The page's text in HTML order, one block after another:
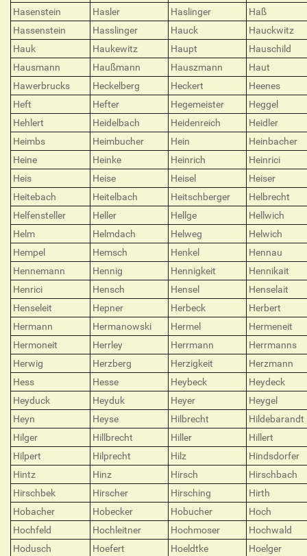
Hasenstein
Hasler Haslinger
Haß
Hassenstein
Hasslinger Hauck
Hauckwitz
Hauk
Haukewitz Haupt
Hauschild
Hausmann
Haußmann Hauszmann
Haut
Hawerbrucks
Heckelberg Heckert
Heenes
Heft
Hefter Hegemeister
Heggel
Hehlert
Heidelbach Heidenreich
Heidler
Heimbs
Heimbucher Hein
Heinbacher
Heine
Heinke Heinrich
Heinrici
Heis
Heise Heisel
Heiser
Heitebach
Heitelbach Heitschberger
Helbrecht
Helfensteller
Heller Hellge
Hellwich
Helm
Helmdach Helweg
Helwich
Hempel
Hemsch Henkel
Hennau
Hennemann
Hennig Hennigkeit
Hennikait
Henrici
Hensch Hensel
Henselait
Henseleit
Hepner Herbeck
Herbert
Hermann
Hermanowski Hermel
Hermeneit
Hermoneit
Herrley Herrmann
Herrmanns
Herwig
Herzberg Herzigkeit
Herzmann
Hess
Hesse Heybeck
Heydeck
Heyduck
Heyduk Heyer
Heygel
Heyn
Heyse Hilbrecht
Hildebarandt
Hilger
Hillbrecht Hiller
Hillert
Hilpert
Hilprecht Hilz
Hindsdorfer
Hintz
Hinz Hirsch
Hirschbach
Hirschbek
Hirscher Hirsching
Hirth
Hobacher
Hobecker Hobucher
Hoch
Hochfeld
Hochleitner Hochmoser
Hochwald
Hodusch
Hoefert Hoeldtke Hoelger